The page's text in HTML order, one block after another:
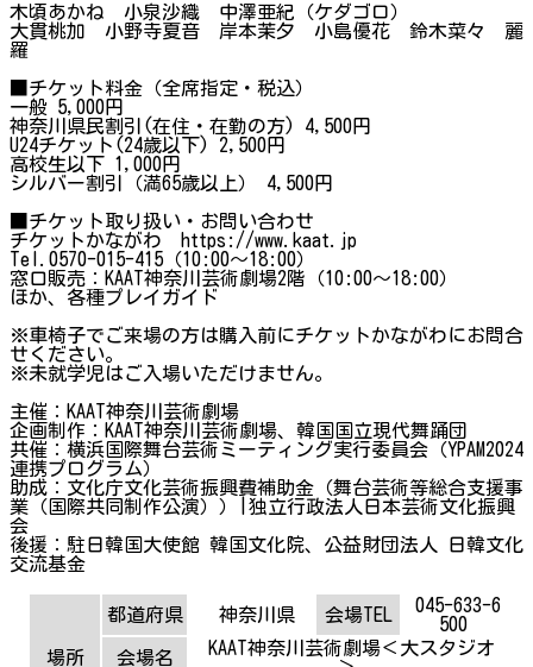
木頃あかね 小泉沙織 中澤亜紀（ケダゴロ）
大貫桃加 小野寺夏音 岸本茉夕 小島優花 鈴木菜々 麗
羅
■チケット料金（全席指定・税込）
一般 5,000円
神奈川県民割引(在住・在勤の方) 4,500円
U24チケット(24歳以下) 2,500円
高校生以下 1,000円
シルバー割引（満65歳以上） 4,500円
■チケット取り扱い・お問い合わせ
チケットかながわ https://www.kaat.jp
Tel.0570-015-415（10:00～18:00）
窓口販売：KAAT神奈川芸術劇場2階（10:00～18:00）
ほか、各種プレイガイド
※車椅子でご来場の方は購入前にチケットかながわにお問合
せください。
※未就学児はご入場いただけません。
主催：KAAT神奈川芸術劇場
企画制作：KAAT神奈川芸術劇場、韓国国立現代舞踊団
共催：横浜国際舞台芸術ミーティング実行委員会（YPAM2024
連携プログラム）
助成：文化庁文化芸術振興費補助金（舞台芸術等総合支援事
業（国際共同制作公演））|独立行政法人日本芸術文化振興
会
後援：駐日韓国大使館 韓国文化院、公益財団法人 日韓文化
交流基金
場所
都道府県 神奈川県 会場TEL
045-633-6
500
会場名
KAAT神奈川芸術劇場＜大スタジオ